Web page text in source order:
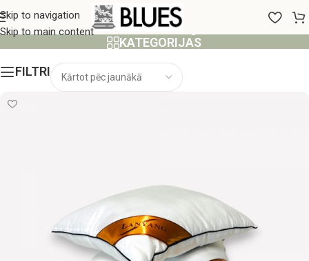
Skip to navigation
Skip to main content
Dekoratīvie spilveni
KATEGORIJAS
FILTRI